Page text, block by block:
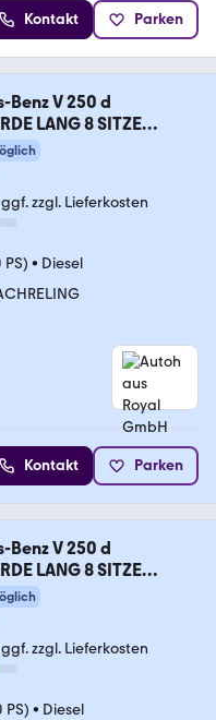
Kontakt Parken
Benz V 250 d
LANG 8 SITZE
ggf. zzgl. Lieferkosten
PS) • Diesel
Kontakt Parken
Benz V 250 d
LANG 8 SITZE
ggf. zzgl. Lieferkosten
PS) • Diesel